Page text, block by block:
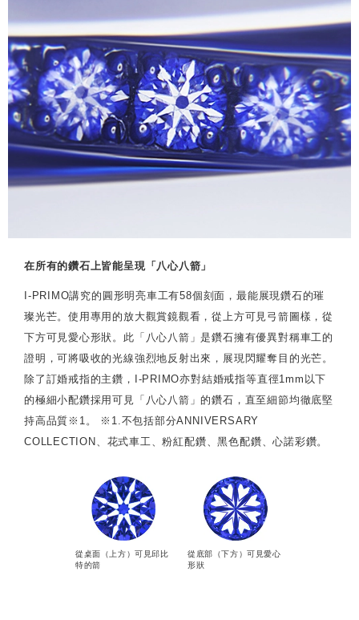
在所有的鑽石上皆能呈現「八心八箭」
I-PRIMO講究的圓形明亮車工有58個刻面，最能展現鑽石的璀
璨光芒。使用專用的放大觀賞鏡觀看，從上方可見弓箭圖樣，從
下方可見愛心形狀。此「八心八箭」是鑽石擁有優異對稱車工的
證明，可將吸收的光線強烈地反射出來，展現閃耀奪目的光芒。
除了訂婚戒指的主鑽，I-PRIMO亦對結婚戒指等直徑1mm以下
的極細小配鑽採用可見「八心八箭」的鑽石，直至細節均徹底堅
持高品質※1。 ※1.不包括部分ANNIVERSARY
COLLECTION、花式車工、粉紅配鑽、黑色配鑽、心諾彩鑽。
從桌面（上方）可見邱比
特的箭
從底部（下方）可見愛心
形狀